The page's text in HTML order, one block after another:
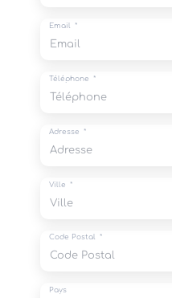
Email
Téléphone
Adresse
Ville
Code Postal
Pays